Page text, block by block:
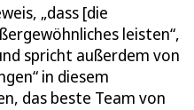
„dass [die
leisten“,
spricht außerdem von
in diesem
das beste Team von